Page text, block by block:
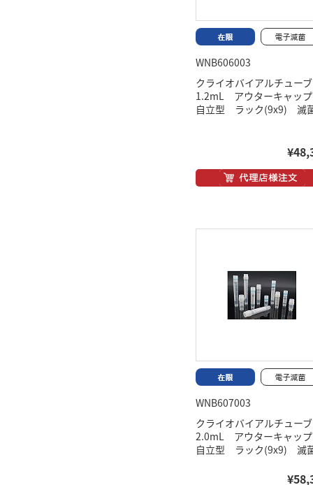
WNB606003
クライオバイアルチュ
1.2mL アウターキャ
自立型 ラック(9x9) 滅
WNB607003
クライオバイアルチュ
2.0mL アウターキャ
自立型 ラック(9x9) 滅